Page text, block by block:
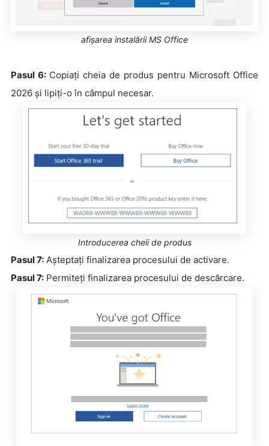
afișarea instalării MS Office
Pasul 6: Copiați cheia de produs pentru Microsoft Office
2026 și lipiți-o în câmpul necesar.
Introducerea cheii de produs
Pasul 7: Așteptați finalizarea procesului de activare.
Pasul 7: Permiteți finalizarea procesului de descărcare.